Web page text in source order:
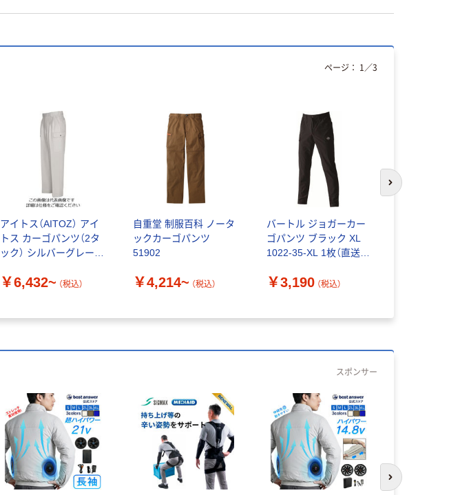
アイトス（AITOZ） アイ
トス カーゴパンツ（2タ
ック） シルバーグレー
￥6,432~ （税込）
自重堂 制服百科 ノータ
ックカーゴパンツ
51902
￥4,214~ （税込）
バートル ジョガーカー
ゴパンツ ブラック XL
1022-35-XL 1枚（直送
￥3,190 （税込）
ページ： 1 ／3
次のスライド
スポンサー
次のスライド